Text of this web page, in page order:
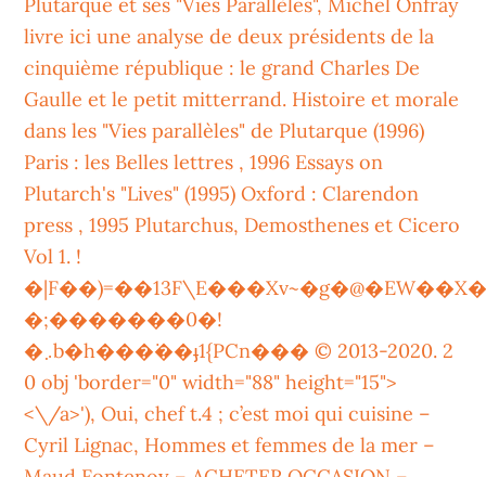
livre ici une analyse de deux présidents de la
cinquième république : le grand Charles De
Gaulle et le petit mitterrand. Histoire et morale
dans les "Vies parallèles" de Plutarque (1996)
Paris : les Belles lettres , 1996 Essays on
Plutarch's "Lives" (1995) Oxford : Clarendon
press , 1995 Plutarchus, Demosthenes et Cicero
Vol 1. !
�;�������0�!
�܇b�h���͘��ֈ1{PCn��� © 2013-2020. 2
0 obj 'border="0" width="88" height="15">
<\/a>'), Oui, chef t.4 ; c’est moi qui cuisine –
Cyril Lignac, Hommes et femmes de la mer –